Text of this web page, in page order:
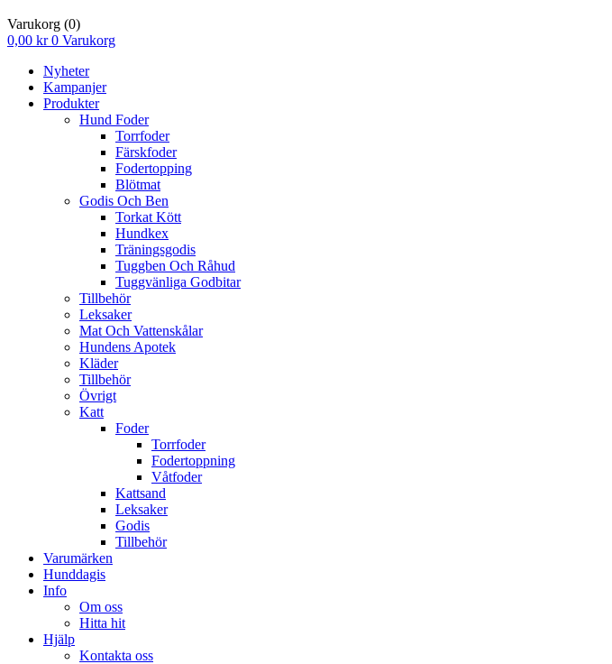
Varukorg (0)
0,00 kr 0 Varukorg
Nyheter
Kampanjer
Produkter
Hund Foder
Torrfoder
Färskfoder
Fodertopping
Blötmat
Godis Och Ben
Torkat Kött
Hundkex
Träningsgodis
Tuggben Och Råhud
Tuggvänliga Godbitar
Tillbehör
Leksaker
Mat Och Vattenskålar
Hundens Apotek
Kläder
Tillbehör
Övrigt
Katt
Foder
Torrfoder
Fodertoppning
Våtfoder
Kattsand
Leksaker
Godis
Tillbehör
Varumärken
Hunddagis
Info
Om oss
Hitta hit
Hjälp
Kontakta oss